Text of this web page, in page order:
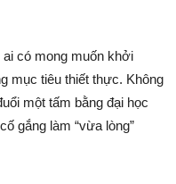
ai có mong muốn khởi
mục tiêu thiết thực. Không
một tấm bằng đại học
gắng làm “vừa lòng”